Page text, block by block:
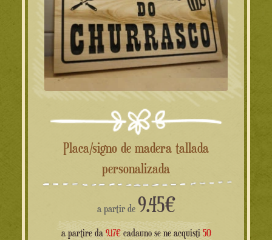
Placa/signo de madera tallada
personalizada
a partir de 9.45€
a partire da 9.17€cadauno se ne acquisti 50